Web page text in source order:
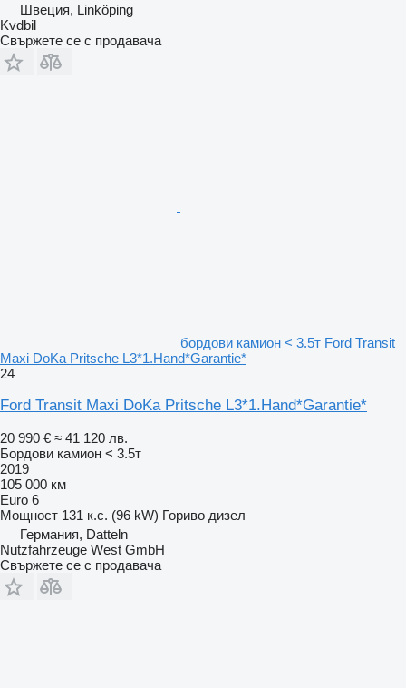
Швеция, Linköping
Kvdbil
Свържете се с продавача
бордови камион < 3.5т Ford Transit
Maxi DoKa Pritsche L3*1.Hand*Garantie*
24
Ford Transit Maxi DoKa Pritsche L3*1.Hand*Garantie*
20 990 € ≈ 41 120 лв.
Бордови камион < 3.5т
2019
105 000 км
Euro 6
Мощност 131 к.с. (96 kW) Гориво дизел
Германия, Datteln
Nutzfahrzeuge West GmbH
Свържете се с продавача